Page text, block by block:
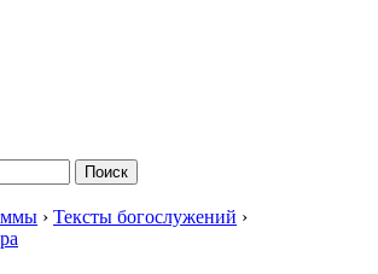
Поиск
› Тексты богослужений ›